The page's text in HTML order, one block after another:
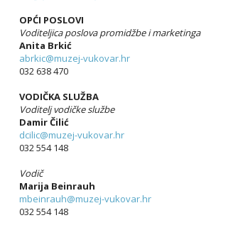
OPĆI POSLOVI
Voditeljica poslova promidžbe i marketinga
Anita Brkić
abrkic@muzej-vukovar.hr
032 638 470
VODIČKA SLUŽBA
Voditelj vodičke službe
Damir Čilić
dcilic@muzej-vukovar.hr
032 554 148
Vodič
Marija Beinrauh
mbeinrauh@muzej-vukovar.hr
032 554 148